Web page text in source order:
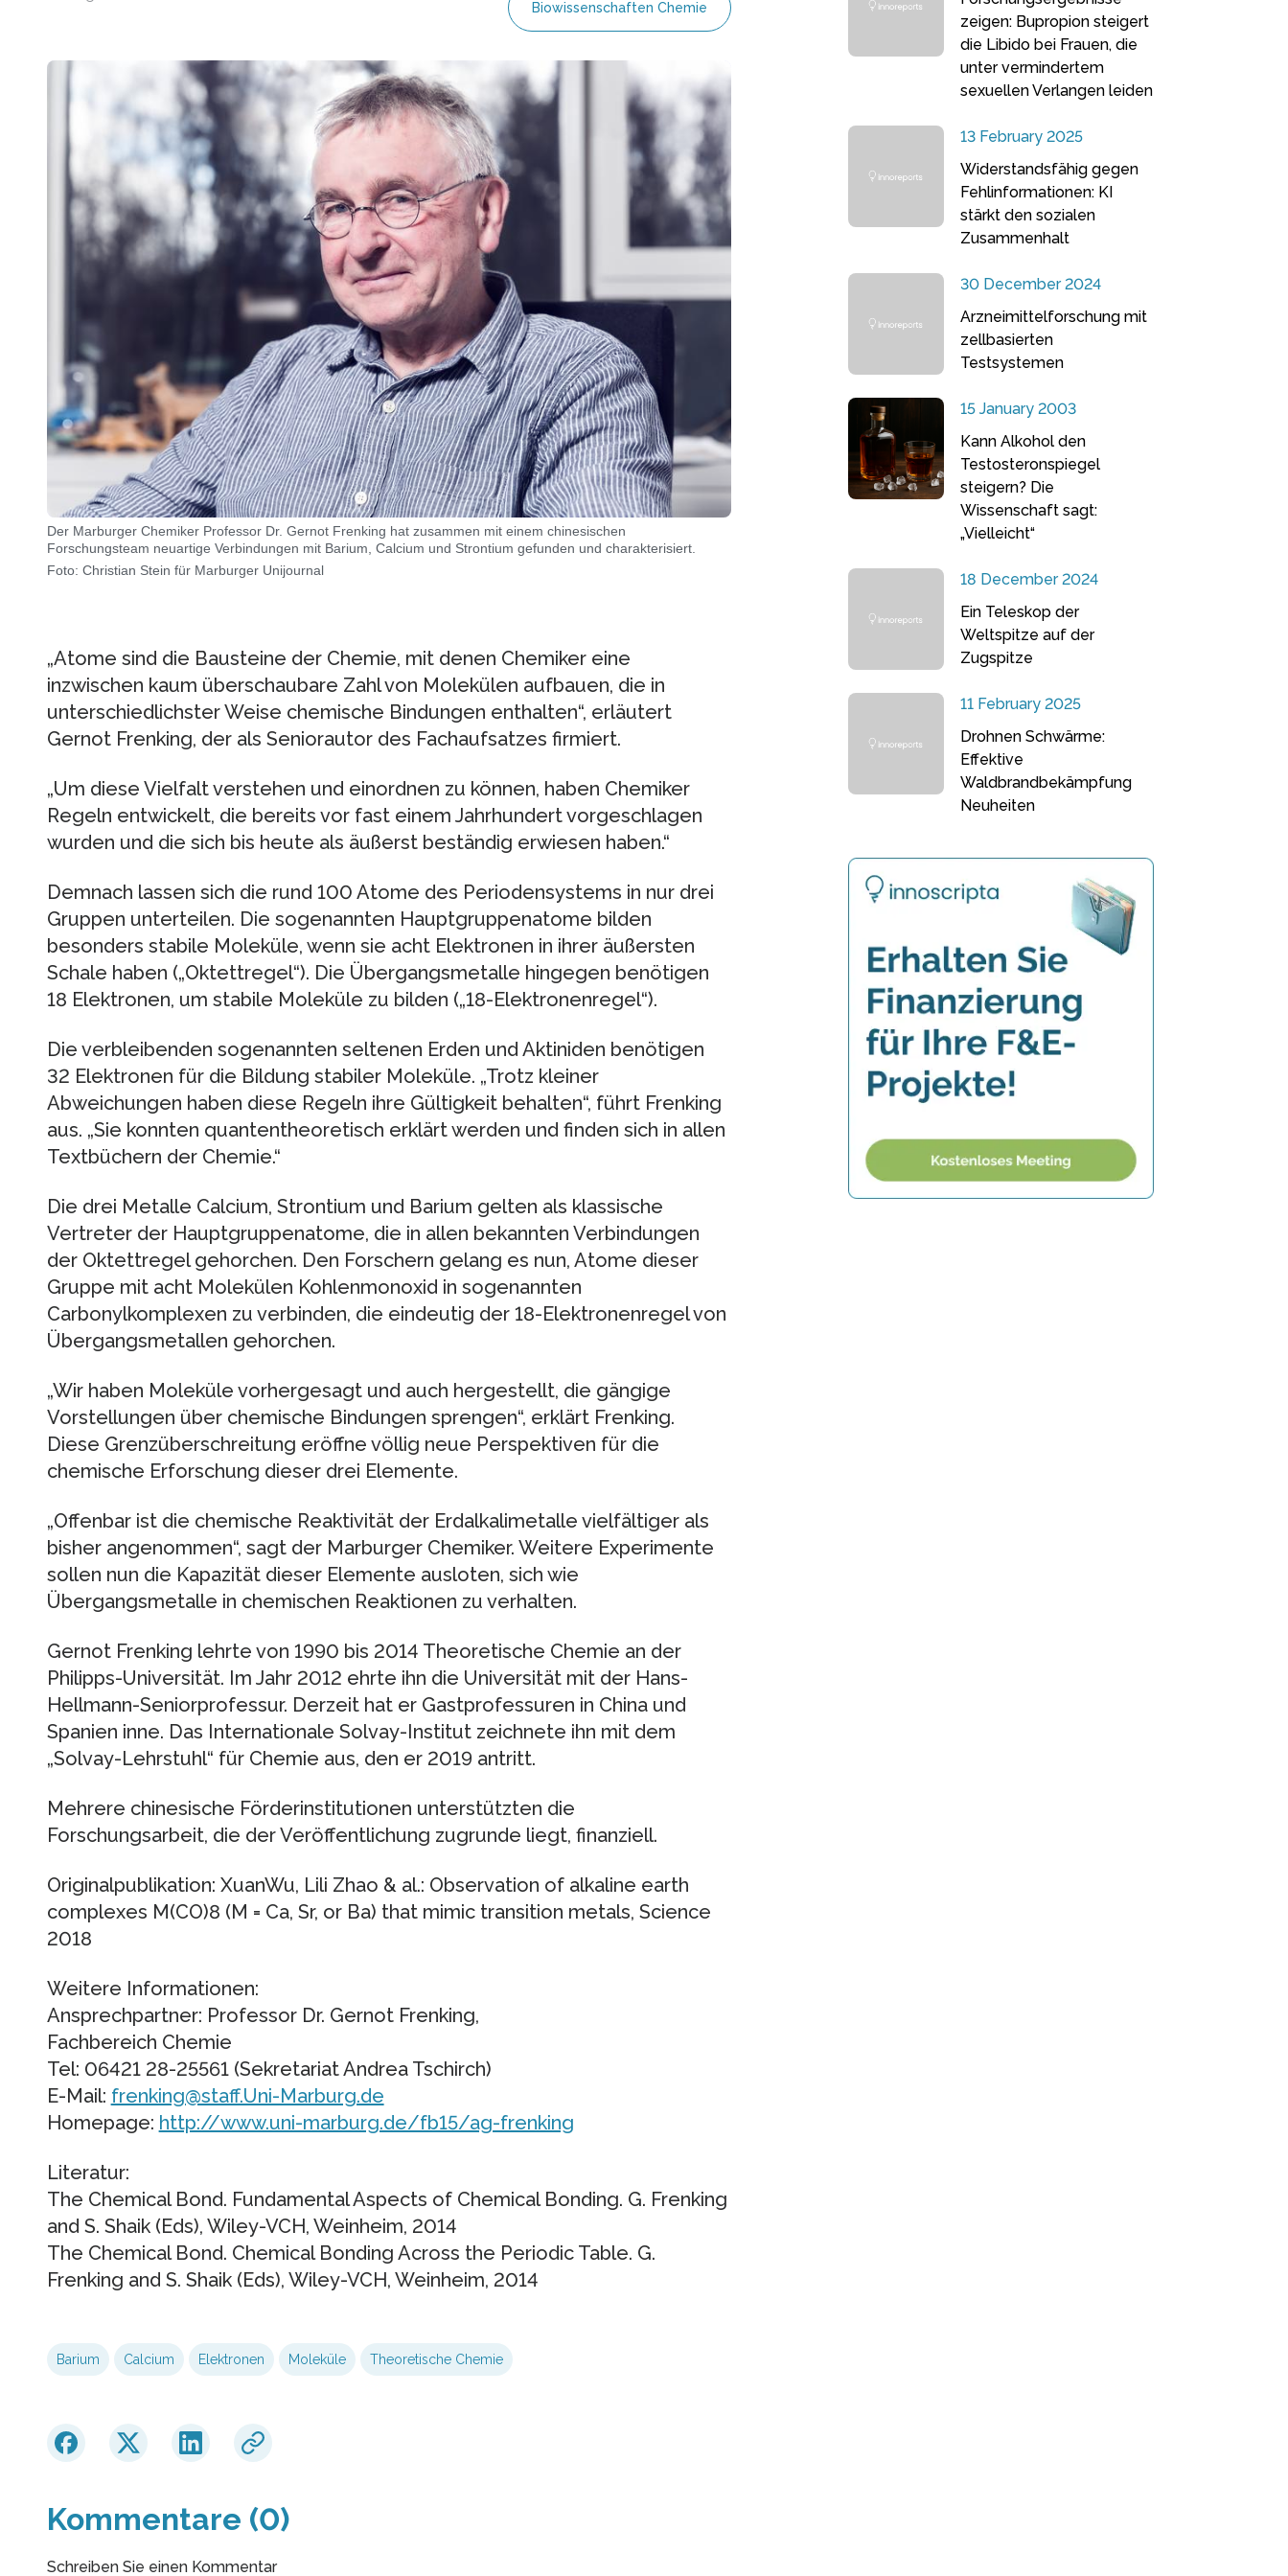
Biowissenschaften Chemie
Der Marburger Chemiker Professor Dr. Gernot Frenking hat zusammen mit einem chinesischen
Forschungsteam neuartige Verbindungen mit Barium, Calcium und Strontium gefunden und charakterisiert.
Foto: Christian Stein für Marburger Unijournal
„Atome sind die Bausteine der Chemie, mit denen Chemiker eine
inzwischen kaum überschaubare Zahl von Molekülen aufbauen, die in
unterschiedlichster Weise chemische Bindungen enthalten“, erläutert
Gernot Frenking, der als Seniorautor des Fachaufsatzes firmiert.
„Um diese Vielfalt verstehen und einordnen zu können, haben Chemiker
Regeln entwickelt, die bereits vor fast einem Jahrhundert vorgeschlagen
wurden und die sich bis heute als äußerst beständig erwiesen haben.“
Demnach lassen sich die rund 100 Atome des Periodensystems in nur drei
Gruppen unterteilen. Die sogenannten Hauptgruppenatome bilden
besonders stabile Moleküle, wenn sie acht Elektronen in ihrer äußersten
Schale haben („Oktettregel“). Die Übergangsmetalle hingegen benötigen
18 Elektronen, um stabile Moleküle zu bilden („18-Elektronenregel“).
Die verbleibenden sogenannten seltenen Erden und Aktiniden benötigen
32 Elektronen für die Bildung stabiler Moleküle. „Trotz kleiner
Abweichungen haben diese Regeln ihre Gültigkeit behalten“, führt Frenking
aus. „Sie konnten quantentheoretisch erklärt werden und finden sich in allen
Textbüchern der Chemie.“
Die drei Metalle Calcium, Strontium und Barium gelten als klassische
Vertreter der Hauptgruppenatome, die in allen bekannten Verbindungen
der Oktettregel gehorchen. Den Forschern gelang es nun, Atome dieser
Gruppe mit acht Molekülen Kohlenmonoxid in sogenannten
Carbonylkomplexen zu verbinden, die eindeutig der 18-Elektronenregel von
Übergangsmetallen gehorchen.
„Wir haben Moleküle vorhergesagt und auch hergestellt, die gängige
Vorstellungen über chemische Bindungen sprengen“, erklärt Frenking.
Diese Grenzüberschreitung eröffne völlig neue Perspektiven für die
chemische Erforschung dieser drei Elemente.
„Offenbar ist die chemische Reaktivität der Erdalkalimetalle vielfältiger als
bisher angenommen“, sagt der Marburger Chemiker. Weitere Experimente
sollen nun die Kapazität dieser Elemente ausloten, sich wie
Übergangsmetalle in chemischen Reaktionen zu verhalten.
Gernot Frenking lehrte von 1990 bis 2014 Theoretische Chemie an der
Philipps-Universität. Im Jahr 2012 ehrte ihn die Universität mit der Hans-
Hellmann-Seniorprofessur. Derzeit hat er Gastprofessuren in China und
Spanien inne. Das Internationale Solvay-Institut zeichnete ihn mit dem
„Solvay-Lehrstuhl“ für Chemie aus, den er 2019 antritt.
Mehrere chinesische Förderinstitutionen unterstützten die
Forschungsarbeit, die der Veröffentlichung zugrunde liegt, finanziell.
Originalpublikation: XuanWu, Lili Zhao & al.: Observation of alkaline earth
complexes M(CO)8 (M = Ca, Sr, or Ba) that mimic transition metals, Science
2018
Weitere Informationen:
Ansprechpartner: Professor Dr. Gernot Frenking,
Fachbereich Chemie
Tel: 06421 28-25561 (Sekretariat Andrea Tschirch)
E-Mail: frenking@staff.Uni-Marburg.de
Homepage: http://www.uni-marburg.de/fb15/ag-frenking
Literatur:
The Chemical Bond. Fundamental Aspects of Chemical Bonding. G. Frenking
and S. Shaik (Eds), Wiley-VCH, Weinheim, 2014
The Chemical Bond. Chemical Bonding Across the Periodic Table. G.
Frenking and S. Shaik (Eds), Wiley-VCH, Weinheim, 2014
Barium Calcium Elektronen Moleküle Theoretische Chemie
Kommentare (0)
Schreiben Sie einen Kommentar
zeigen: Bupropion steigert
die Libido bei Frauen, die
unter vermindertem
sexuellen Verlangen leiden
13 February 2025
Widerstandsfähig gegen
Fehlinformationen: KI
stärkt den sozialen
Zusammenhalt
30 December 2024
Arzneimittelforschung mit
zellbasierten
Testsystemen
15 January 2003
Kann Alkohol den
Testosteronspiegel
steigern? Die
Wissenschaft sagt:
„Vielleicht“
18 December 2024
Ein Teleskop der
Weltspitze auf der
Zugspitze
11 February 2025
Drohnen Schwärme:
Effektive
Waldbrandbekämpfung
Neuheiten